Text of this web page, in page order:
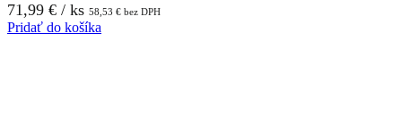
71,99 € / ks 58,53 € bez DPH
Pridať do košíka